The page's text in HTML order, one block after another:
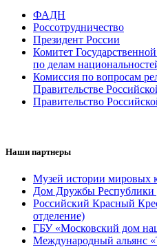
ФАДН
Россотрудничество
Президент России
Комитет
по делам
Комиссия по вопросам
Правительстве
Правительство
Наши партнеры
Музей истории мировых
Дом Дружбы Республики
Российский Красный
отделение)
ГБУ «Московский дом
Международный альянс